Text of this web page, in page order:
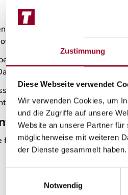
Zustimmung
Diese Webseite verwendet
Wir verwenden Cookies, um
und die Zugriffe auf unsere
Website an unsere Partner
möglicherweise mit weiteren
der Dienste gesammelt haben.
Notwendig
nehmen den Schutz Ihrer
dieser Datenschutzerklärung.
werden verschiedene
erläutert,
die Datenübertragung im
möglich.
Stelle
die Datenverarbeitung auf